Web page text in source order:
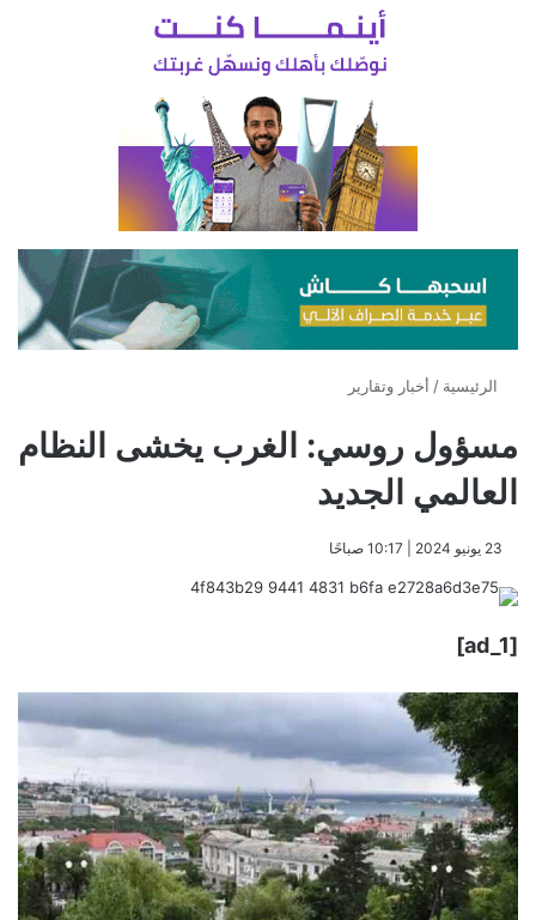
الرئيسية / أخبار وتقارير
مسؤول روسي: الغرب يخشى النظام
العالمي الجديد
​23 يونيو 2024 | 10:17 صباحًا
[ad_1]